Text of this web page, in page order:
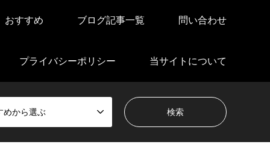
おすすめ ブログ記事一覧 問い合わせ
プライバシーポリシー 当サイトについて
めから選ぶ